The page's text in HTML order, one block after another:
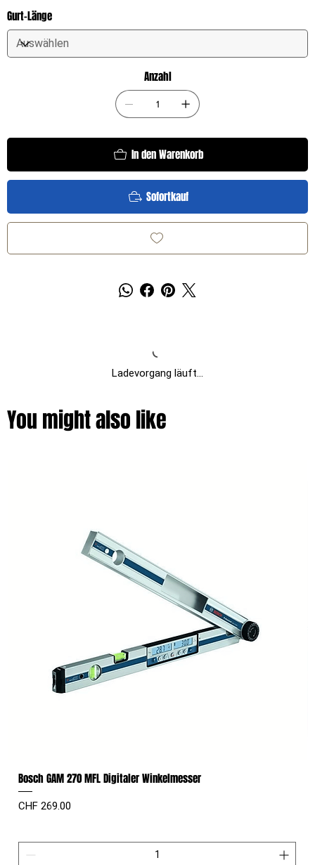
Gurt-Länge
Anzahl
In den Warenkorb
Sofortkauf
Ladevorgang läuft...
You might also like
Bosch GAM 270 MFL Digitaler Winkelmesser
Preis
CHF 269.00